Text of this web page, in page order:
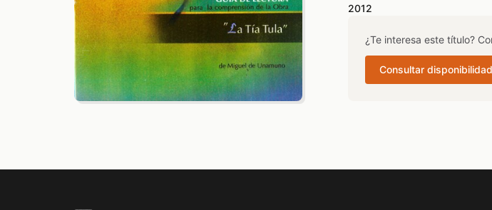
2012
¿Te interesa este título?
Consultar disponibilidad